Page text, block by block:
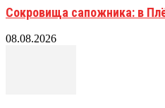
Сокровища сапожника: в
08.08.2026